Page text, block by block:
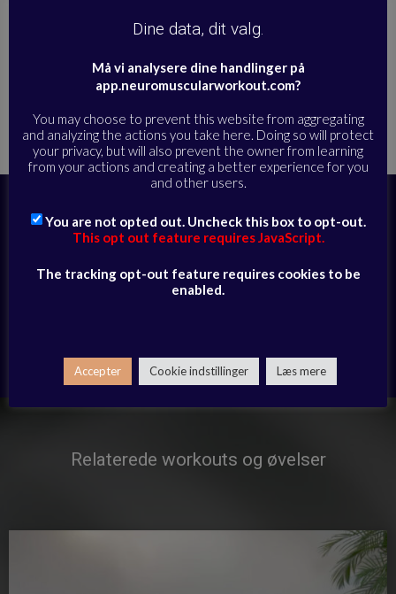
Se medicinsk kildemateriale og
med udstyr | Session
Abonner i dag for at få fuld adgang til
videobiblioteket og modtage daglige e-
mails med eksklusivt udvalgte sessioner
ABONNER HER
Relaterede workouts og øvelser
Dine data, dit valg.
Må vi analysere dine handlinger på
app.neuromuscularworkout.com?
You may choose to prevent this website from aggregating
and analyzing the actions you take here. Doing so will protect
your privacy, but will also prevent the owner from learning
from your actions and creating a better experience for you
and other users.
You are not opted out. Uncheck this box to opt-out.
This opt out feature requires JavaScript.
The tracking opt-out feature requires cookies to be
enabled.
Accepter Cookie indstillinger Læs mere